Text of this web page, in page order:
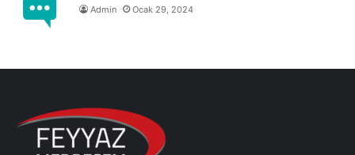
Admin Ocak 29, 2024